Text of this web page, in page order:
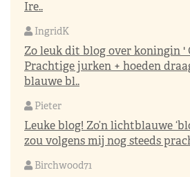
Ire..
IngridK
Zo leuk dit blog over koningin '
Prachtige jurken + hoeden
blauwe bl..
Pieter
Leuke blog! Zo’n lichtblauwe
zou volgens mij nog steeds
Birchwood71